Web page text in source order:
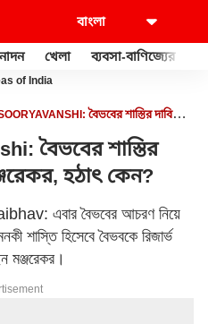
খেলা ব্যবসা-বাণিজ্যের
of India
বৈভবের শাস্তির দাবি
বৈভবের শাস্তির
হঠাৎ কেন?
এবার বৈভবের আচরণ নিয়ে
শাস্তি হিসেবে বৈভবকে রিজার্ভ
মঞ্জরেকর।